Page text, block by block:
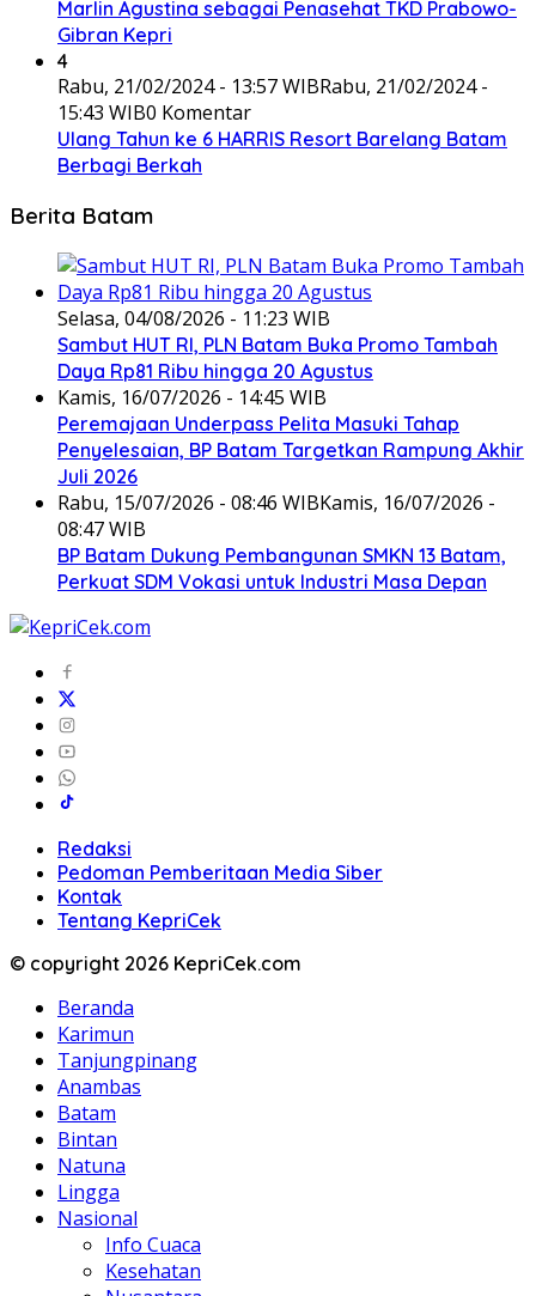
Marlin Agustina sebagai Penasehat TKD Prabowo-
Gibran Kepri
4
Rabu, 21/02/2024 - 13:57 WIBRabu, 21/02/2024 -
15:43 WIB0 Komentar
Ulang Tahun ke 6 HARRIS Resort Barelang Batam
Berbagi Berkah
Berita Batam
Selasa, 04/08/2026 - 11:23 WIB
Sambut HUT RI, PLN Batam Buka Promo Tambah
Daya Rp81 Ribu hingga 20 Agustus
Kamis, 16/07/2026 - 14:45 WIB
Peremajaan Underpass Pelita Masuki Tahap
Penyelesaian, BP Batam Targetkan Rampung Akhir
Juli 2026
Rabu, 15/07/2026 - 08:46 WIBKamis, 16/07/2026 -
08:47 WIB
BP Batam Dukung Pembangunan SMKN 13 Batam,
Perkuat SDM Vokasi untuk Industri Masa Depan
Redaksi
Pedoman Pemberitaan Media Siber
Kontak
Tentang KepriCek
© copyright 2026 KepriCek.com
Beranda
Karimun
Tanjungpinang
Anambas
Batam
Bintan
Natuna
Lingga
Nasional
Info Cuaca
Kesehatan